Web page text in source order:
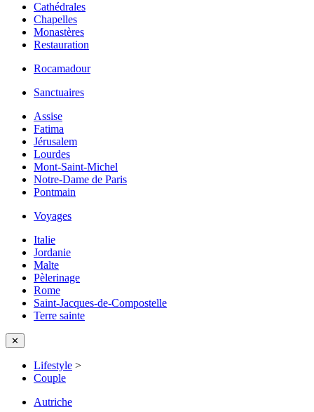
Cathédrales
Chapelles
Monastères
Restauration
Rocamadour
Sanctuaires
Assise
Fatima
Jérusalem
Lourdes
Mont-Saint-Michel
Notre-Dame de Paris
Pontmain
Voyages
Italie
Jordanie
Malte
Pèlerinage
Rome
Saint-Jacques-de-Compostelle
Terre sainte
✕
Lifestyle >
Couple
Autriche